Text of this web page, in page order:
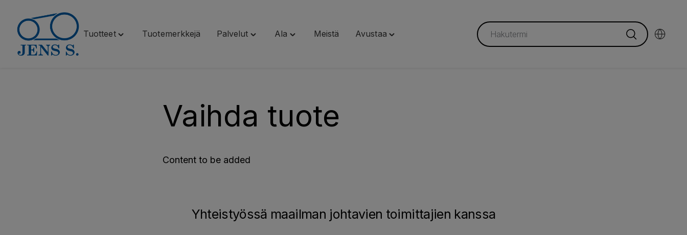
Siirry
sisältöön
Tuotteet
Toggle
Tuotemerkkejä Palvelut
Toggle
Ala
Toggle
Meistä Avustaa
Toggle
Vaihda tuote
Content to be added
Yhteistyössä maailman johtavien toimittajien kanssa